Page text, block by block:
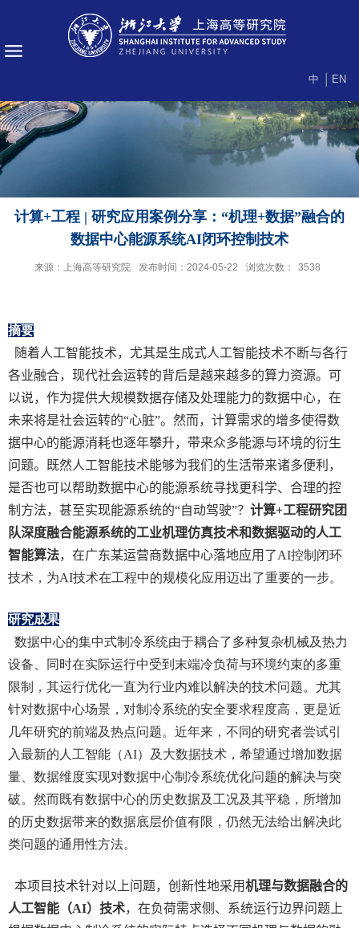
中 EN
计算+工程 | 研究应用案例分享：“机理+数据”融合的
数据中心能源系统AI闭环控制技术
来源：上海高等研究院 发布时间：2024-05-22 浏览次数： 3538
摘要
随着人工智能技术，尤其是生成式人工智能技术不断与各行
各业融合，现代社会运转的背后是越来越多的算力资源。可
以说，作为提供大规模数据存储及处理能力的数据中心，在
未来将是社会运转的“心脏”。然而，计算需求的增多使得数
据中心的能源消耗也逐年攀升，带来众多能源与环境的衍生
问题。既然人工智能技术能够为我们的生活带来诸多便利，
是否也可以帮助数据中心的能源系统寻找更科学、合理的控
制方法，甚至实现能源系统的“自动驾驶”？ 计算+工程研究团
队深度融合能源系统的工业机理仿真技术和数据驱动的人工
智能算法，在广东某运营商数据中心落地应用了AI控制闭环
技术，为AI技术在工程中的规模化应用迈出了重要的一步。
研究成果
数据中心的集中式制冷系统由于耦合了多种复杂机械及热力
设备、同时在实际运行中受到末端冷负荷与环境约束的多重
限制，其运行优化一直为行业内难以解决的技术问题。尤其
针对数据中心场景，对制冷系统的安全要求程度高，更是近
几年研究的前端及热点问题。近年来，不同的研究者尝试引
入最新的人工智能（AI）及大数据技术，希望通过增加数据
量、数据维度实现对数据中心制冷系统优化问题的解决与突
破。然而既有数据中心的历史数据及工况及其平稳，所增加
的历史数据带来的数据底层价值有限，仍然无法给出解决此
类问题的通用性方法。
本项目技术针对以上问题，创新性地采用机理与数据融合的
人工智能（AI）技术，在负荷需求侧、系统运行边界问题上